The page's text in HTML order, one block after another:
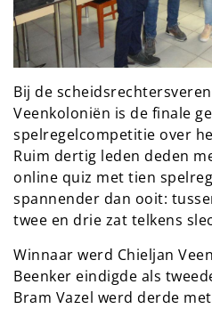
Bij de
Veenkoloniën is de finale
spelregelcompetitie over
Ruim dertig leden deden
online quiz met tien
spannender dan ooit:
twee en drie zat telkens
Winnaar werd Chieljan
Beenker eindigde als
Bram Vazel werd derde